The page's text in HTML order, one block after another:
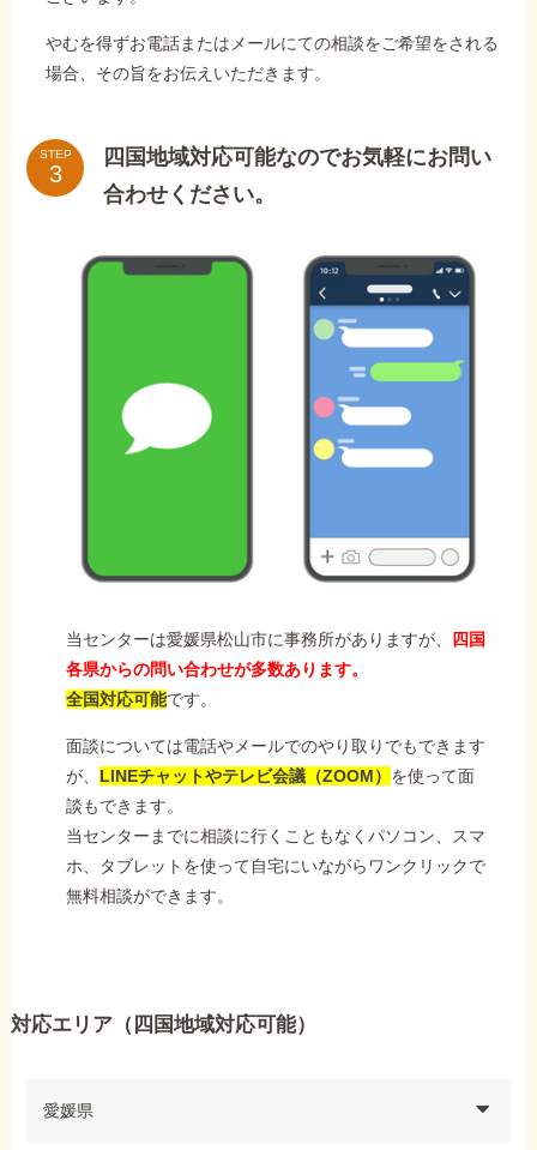
やむを得ずお電話またはメールにての相談をご希望をされる
場合、その旨をお伝えいただきます。
STEP
四国地域対応可能なのでお気軽にお問い
合わせください。
当センターは愛媛県松山市に事務所がありますが、
四国
各県からの問い合わせが多数あります。
全国対応可能です。
面談については電話やメールでのやり取りでもできます
が、 LINEチャットやテレビ会議（ZOOM） を使って面
談もできます。
当センターまでに相談に行くこともなくパソコン、スマ
ホ、タブレットを使って自宅にいながらワンクリックで
無料相談ができます。
対応エリア（四国地域対応可能）
愛媛県